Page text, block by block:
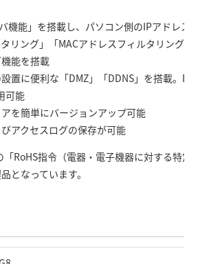
機能」を搭載し、パソコン側のIPアドレス
タリング」「MACアドレスフィルタリング
能を搭載
置に便利な「DMZ」「DDNS」を搭載。
可能
を簡単にバージョンアップ可能
アクセスログの保存が可能
「RoHS指令（電器・電子機器に対する特
となっています。